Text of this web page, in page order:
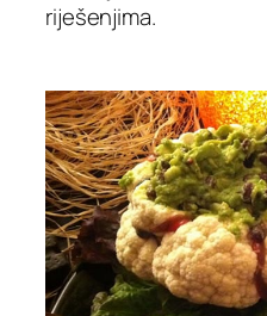
riješenjima.